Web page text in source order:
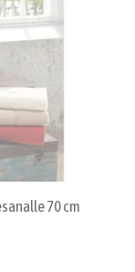
70 cm